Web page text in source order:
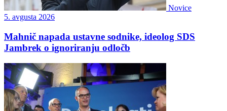
Novice
5. avgusta 2026
Mahnič napada ustavne sodnike, ideolog SDS
Jambrek o ignoriranju odločb